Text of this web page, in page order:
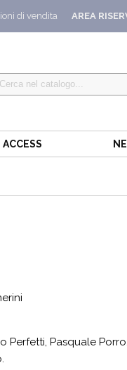
AREA
di vendita
ACCESS
Pasquale